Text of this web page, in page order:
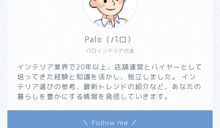
パロインテリア代表
Palo（パロ）
インテリア業界で20年以上、店舗運営とバイヤーとして
培ってきた経験と知識を活かし、独立しました。 イン
テリア選びの参考、最新トレンドの紹介など、あなたの
暮らしを豊かにする情報を発信していきます。
＼ Follow me ／